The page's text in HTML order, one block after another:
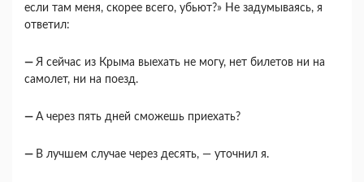
если там меня, скорее всего, убьют?» Не задумываясь, я
ответил:
— Я сейчас из Крыма выехать не могу, нет би­летов ни на
самолет, ни на поезд.
— А через пять дней сможешь приехать?
— В лучшем случае через десять, — уточ­нил я.